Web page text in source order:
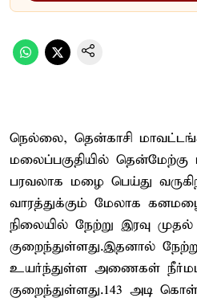
நெல்லை, தென்காசி
மலைப்பகுதியில்
பரவலாக மழை பெய்து
வாரத்துக்கும் மேலாக
நிலையில் நேற்று இரவு
குறைந்துள்ளது.இதனால் நேற்று
உயர்ந்துள்ள அணைகள்
குறைந்துள்ளது.143 அடி